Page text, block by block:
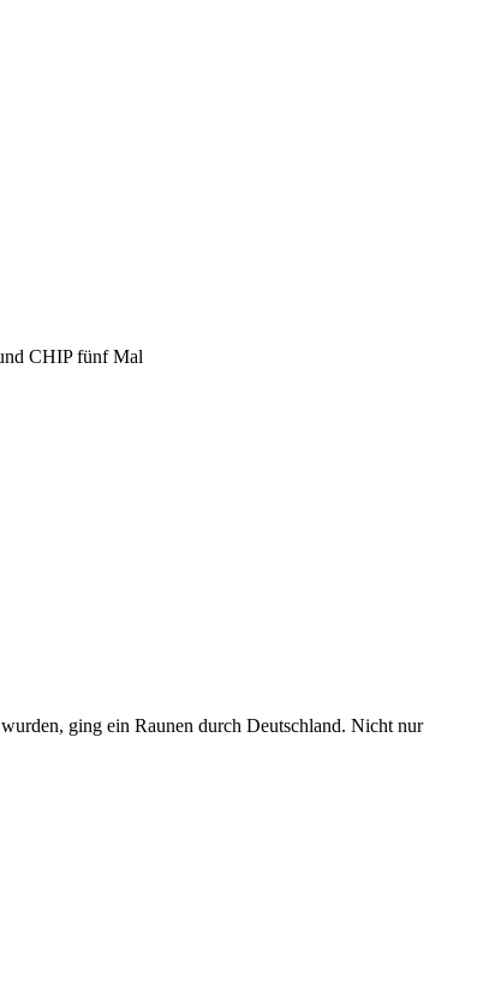
CHIP fünf Mal
ging ein Raunen durch Deutschland. Nicht nur